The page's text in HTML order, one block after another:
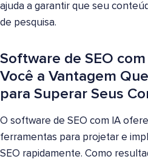
ajuda a garantir que seu
de pesquisa.
Software de SEO
Você a Vantagem
para Superar Seus
O software de SEO com IA
ferramentas para projetar e
SEO rapidamente. Como